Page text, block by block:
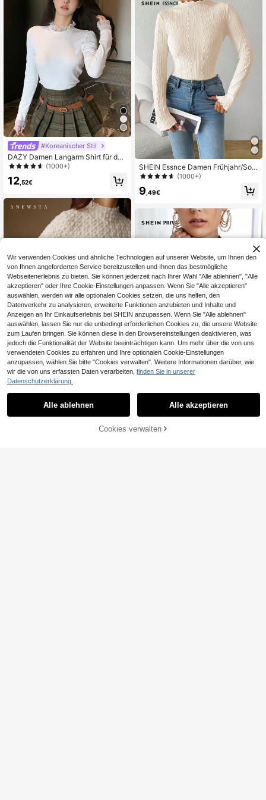
#Koreanischer Stil
DAZY Damen Langarm Shirt für den
täglichen Gebrauch in Unifarbe mit
(1000+)
12 ,52€
6
Anewsta
n, hochwertige Herbst/Winter Layer
SHEIN Essnce Damen Frühjahr/Som
mer Herbst Outfit, Einfarbig Shirt mit
Rüschen-Saum, Stehkragen, Langa
rm, Slim Fit, eng anliegendes Shirt,
(1000+)
9 ,49€
it Spitzenbesatz
-2% 9,99€
JETZT EINKAUFEN
Wir verwenden Cookies und ähnliche Technologien auf unserer Website, um Ihnen den
von Ihnen angeforderten Service bereitzustellen und Ihnen das bestmögliche
Webseitenerlebnis zu bieten. Sie können jederzeit nach Ihrer Wahl "Alle ablehnen", "Alle
akzeptieren" oder Ihre Cookie-Einstellungen anpassen. Wenn Sie "Alle akzeptieren"
auswählen, werden wir alle optionalen Cookies setzen, die uns helfen, den
Datenverkehr zu analysieren, erweiterte Funktionen anzubieten und Inhalte und
Anzeigen an Ihr Einkaufserlebnis bei SHEIN anzupassen. Wenn Sie "Alle ablehnen"
auswählen, lassen Sie nur die unbedingt erforderlichen Cookies zu, die unsere Website
zum Laufen bringen. Sie können diese in den Browsereinstellungen deaktivieren, was
jedoch die Funktionalität der Website beeinträchtigen kann. Um mehr über die von uns
verwendeten Cookies zu erfahren und Ihre optionalen Cookie-Einstellungen
anzupassen, wählen Sie bitte "Cookies verwalten". Weitere Informationen darüber, wie
wir die von uns erfassten Daten verarbeiten, finden Sie in unserer
Datenschutzerklärung.
Alle ablehnen Alle akzeptieren
Cookies verwalten